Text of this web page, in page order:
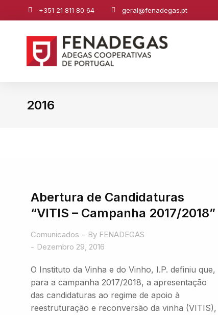
+351 21 811 80 64 geral@fenadegas.pt
2016
Abertura de Candidaturas
“VITIS – Campanha 2017/2018”
Comunicados By FENADEGAS
Dezembro 29, 2016
O Instituto da Vinha e do Vinho, I.P. definiu que,
para a campanha 2017/2018, a apresentação
das candidaturas ao regime de apoio à
reestruturação e reconversão da vinha (VITIS),